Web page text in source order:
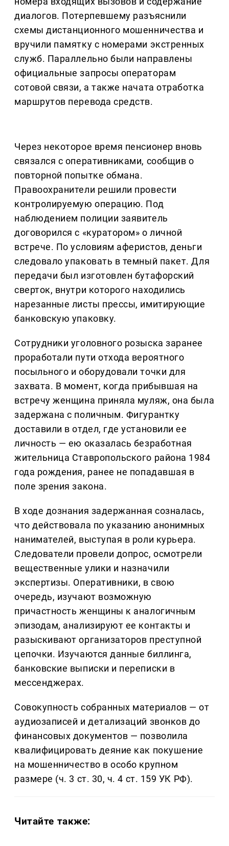
диалогов. Потерпевшему разъяснили
схемы дистанционного мошенничества и
вручили памятку с номерами экстренных
служб. Параллельно были направлены
официальные запросы операторам
сотовой связи, а также начата отработка
маршрутов перевода средств.
Через некоторое время пенсионер вновь
связался с оперативниками, сообщив о
повторной попытке обмана.
Правоохранители решили провести
контролируемую операцию. Под
наблюдением полиции заявитель
договорился с «куратором» о личной
встрече. По условиям аферистов, деньги
следовало упаковать в темный пакет. Для
передачи был изготовлен бутафорский
сверток, внутри которого находились
нарезанные листы прессы, имитирующие
банковскую упаковку.
Сотрудники уголовного розыска заранее
проработали пути отхода вероятного
посыльного и оборудовали точки для
захвата. В момент, когда прибывшая на
встречу женщина приняла муляж, она была
задержана с поличным. Фигурантку
доставили в отдел, где установили ее
личность — ею оказалась безработная
жительница Ставропольского района 1984
года рождения, ранее не попадавшая в
поле зрения закона.
В ходе дознания задержанная созналась,
что действовала по указанию анонимных
нанимателей, выступая в роли курьера.
Следователи провели допрос, осмотрели
вещественные улики и назначили
экспертизы. Оперативники, в свою
очередь, изучают возможную
причастность женщины к аналогичным
эпизодам, анализируют ее контакты и
разыскивают организаторов преступной
цепочки. Изучаются данные биллинга,
банковские выписки и переписки в
мессенджерах.
Совокупность собранных материалов — от
аудиозаписей и детализаций звонков до
финансовых документов — позволила
квалифицировать деяние как покушение
на мошенничество в особо крупном
размере (ч. 3 ст. 30, ч. 4 ст. 159 УК РФ).
Читайте также: